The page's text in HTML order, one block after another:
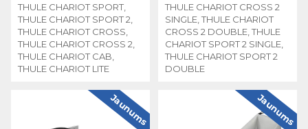
THULE CHARIOT SPORT,
THULE CHARIOT SPORT 2,
THULE CHARIOT CROSS,
THULE CHARIOT CROSS 2,
THULE CHARIOT CAB,
THULE CHARIOT LITE
THULE CHARIOT CROSS 2
SINGLE, THULE CHARIOT
CROSS 2 DOUBLE, THULE
CHARIOT SPORT 2 SINGLE,
THULE CHARIOT SPORT 2
DOUBLE
Jaunums Jaunums